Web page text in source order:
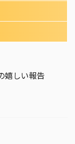
嬉しい報告